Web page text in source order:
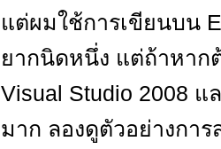
แต่ผมใช้การเขียนบน
ยากนิดหนึ่ง แต่ถ้าหาก
Visual Studio 2008 แ
มาก ลองดูตัวอย่างกา